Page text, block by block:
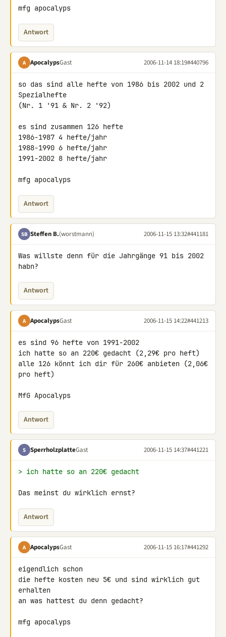
mfg apocalyps
Antwort
A ApocalypsGast 2006-11-14 18:19#440796
so das sind alle hefte von 1986 bis 2002 und 2
Spezialhefte
(Nr. 1 '91 & Nr. 2 '92)
es sind zusammen 126 hefte
1986-1987 4 hefte/jahr
1988-1990 6 hefte/jahr
1991-2002 8 hefte/jahr
mfg apocalyps
Antwort
SB Steffen B.(worstmann) 2006-11-15 13:32#441181
Was willste denn für die Jahrgänge 91 bis 2002
habn?
Antwort
A ApocalypsGast 2006-11-15 14:22#441213
es sind 96 hefte von 1991-2002
ich hatte so an 220€ gedacht (2,29€ pro heft)
alle 126 könnt ich dir für 260€ anbieten (2,06€
pro heft)
MfG Apocalyps
Antwort
S SperrholzplatteGast 2006-11-15 14:37#441221
> ich hatte so an 220€ gedacht
Das meinst du wirklich ernst?
Antwort
A ApocalypsGast 2006-11-15 16:17#441292
eigendlich schon
die hefte kosten neu 5€ und sind wirklich gut
erhalten
an was hattest du denn gedacht?
mfg apocalyps